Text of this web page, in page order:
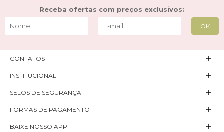
Receba ofertas com preços exclusivos:
CONTATOS
INSTITUCIONAL
SELOS DE SEGURANÇA
FORMAS DE PAGAMENTO
BAIXE NOSSO APP